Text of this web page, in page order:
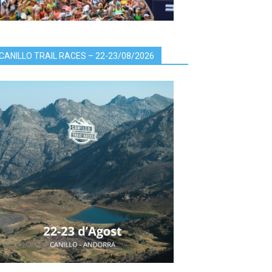
TRAIL RACES – 22-23/08/2026